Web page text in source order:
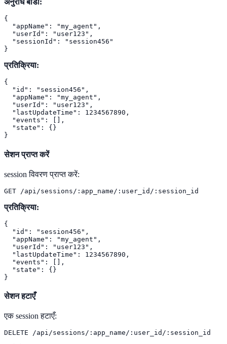
अनुरोध बॉडी:
{
  "appName": "my_agent",
  "userId": "user123",
  "sessionId": "session456"
}
प्रतिक्रिया:
{
  "id": "session456",
  "appName": "my_agent",
  "userId": "user123",
  "lastUpdateTime": 1234567890,
  "events": [],
  "state": {}
}
सेशन प्राप्त करें
session विवरण प्राप्त करें:
GET /api/sessions/:app_name/:user_id/:session_id
प्रतिक्रिया:
{
  "id": "session456",
  "appName": "my_agent",
  "userId": "user123",
  "lastUpdateTime": 1234567890,
  "events": [],
  "state": {}
}
सेशन हटाएँ
एक session हटाएँ:
DELETE /api/sessions/:app_name/:user_id/:session_id